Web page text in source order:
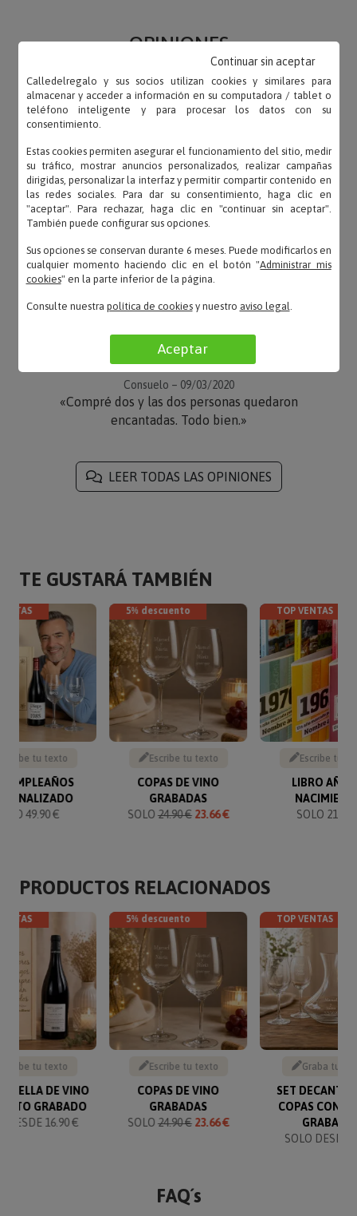
OPINIONES
«Ha sido muy sencillo solicitar los productos y lo
mejor, la rapidez en la entrega.»
David – 14/03/2020
«Rápido mandado incluso en confinamiento.
Agradezco mucho que llegara en el día a mi
profesor. Gracia...»
Consuelo – 09/03/2020
«Compré dos y las dos personas quedaron
encantadas. Todo bien.»
LEER TODAS LAS OPINIONES
TE GUSTARÁ TAMBIÉN
tu texto
49.90 €
5% descuento
Escribe tu texto
COPAS DE VINO
GRABADAS
SOLO 24.90 € 23.66 €
TOP VENTAS
Escribe tu
LIBRO AÑO
SOLO 21.95
PRODUCTOS RELACIONADOS
tu texto
DE VINO
GRABADO
DESDE 16.90 €
5% descuento
Escribe tu texto
COPAS DE VINO
GRABADAS
SOLO 24.90 € 23.66 €
TOP VENTAS
Graba tu
SET
COPAS CON
GRABADO
SOLO DESDE
FAQ´s
Calledelregalo y sus socios utilizan cookies y similares para
almacenar y acceder a información en su computadora / tablet o
teléfono inteligente y para procesar los datos con su
consentimiento.
Estas cookies permiten asegurar el funcionamiento del sitio, medir
su tráfico, mostrar anuncios personalizados, realizar campañas
dirigidas, personalizar la interfaz y permitir compartir contenido en
las redes sociales. Para dar su consentimiento, haga clic en
"aceptar". Para rechazar, haga clic en "continuar sin aceptar".
También puede configurar sus opciones.
Sus opciones se conservan durante 6 meses. Puede modificarlos en
cualquier momento haciendo clic en el botón "Administrar mis
cookies" en la parte inferior de la página.
Consulte nuestra política de cookiesy nuestro aviso legal.
Aceptar
Continuar sin aceptar